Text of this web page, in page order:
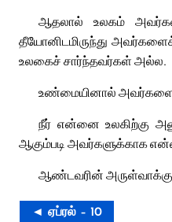
ஆதலால் உலகம்
தீயோனிடமிருந்து
உலகைச் சார்ந்தவர்கள் அல்ல.
உண்மையினால் அவர்களை
நீர் என்னை உலகிற்கு
ஆகும்படி அவர்களுக்காக
ஆண்டவரின்
◄ ஏப்ரல் – 10